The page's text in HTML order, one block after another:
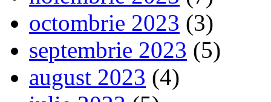
octombrie 2023 (3)
septembrie 2023 (5)
august 2023 (4)